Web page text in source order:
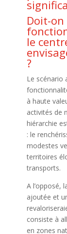
Doit-
le
?
Le scénario
à haute
activités de
hiérarchie
: le
modestes
territoires
transports.
A l’opposé,
ajoutée et
consiste à
en zones